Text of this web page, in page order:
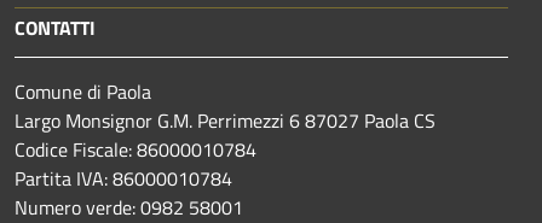
CONTATTI
Comune di Paola
Largo Monsignor G.M. Perrimezzi 6 87027 Paola CS
Codice Fiscale: 86000010784
Partita IVA: 86000010784
Numero verde: 0982 58001